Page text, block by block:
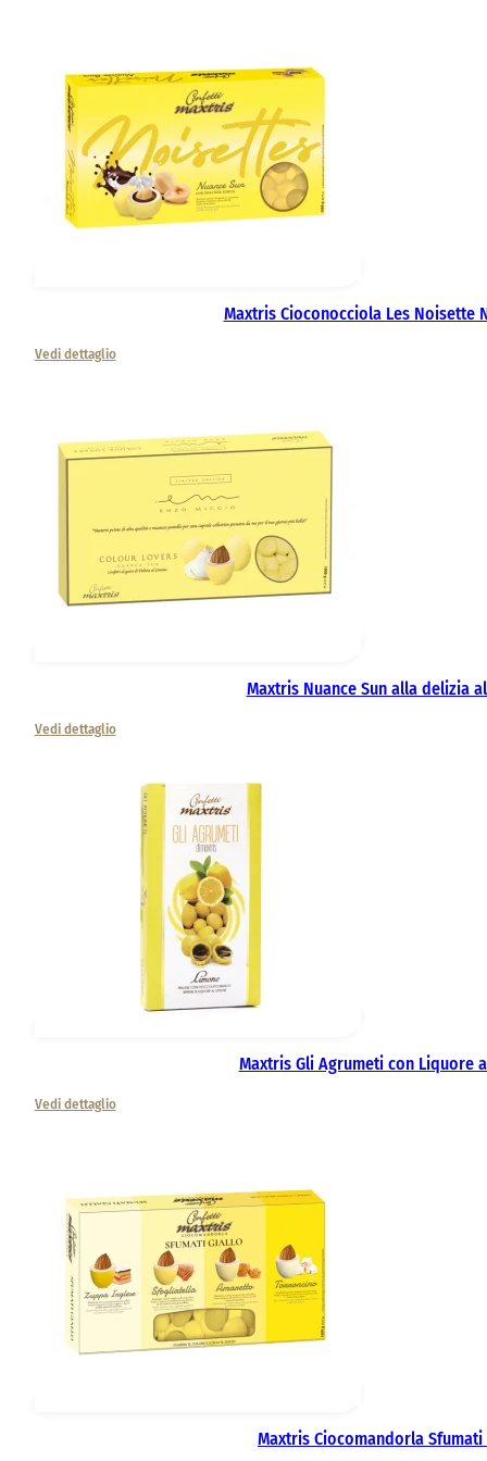
Maxtris Cioconocciola Les Noisette
Vedi dettaglio
Maxtris Nuance Sun alla delizia
Vedi dettaglio
Maxtris Gli Agrumeti con Liquore
Vedi dettaglio
Maxtris Ciocomandorla Sfumati